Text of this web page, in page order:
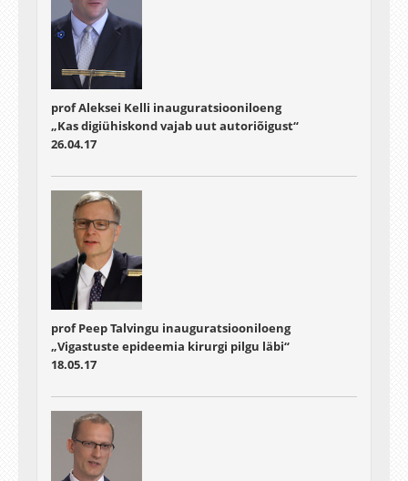
prof Aleksei Kelli inauguratsiooniloeng
„Kas digiühiskond vajab uut autoriõigust“
26.04.17
prof Peep Talvingu inauguratsiooniloeng
„Vigastuste epideemia kirurgi pilgu läbi“
18.05.17